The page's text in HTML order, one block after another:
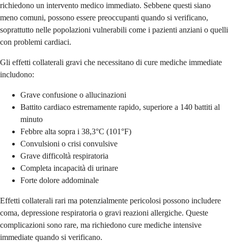
richiedono un intervento medico immediato. Sebbene questi siano
meno comuni, possono essere preoccupanti quando si verificano,
soprattutto nelle popolazioni vulnerabili come i pazienti anziani o quelli
con problemi cardiaci.
Gli effetti collaterali gravi che necessitano di cure mediche immediate
includono:
Grave confusione o allucinazioni
Battito cardiaco estremamente rapido, superiore a 140 battiti al
minuto
Febbre alta sopra i 38,3°C (101°F)
Convulsioni o crisi convulsive
Grave difficoltà respiratoria
Completa incapacità di urinare
Forte dolore addominale
Effetti collaterali rari ma potenzialmente pericolosi possono includere
coma, depressione respiratoria o gravi reazioni allergiche. Queste
complicazioni sono rare, ma richiedono cure mediche intensive
immediate quando si verificano.